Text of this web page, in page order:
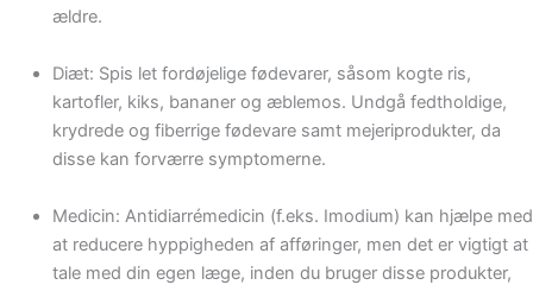
ældre.
Diæt: Spis let fordøjelige fødevarer, såsom kogte ris,
kartofler, kiks, bananer og æblemos. Undgå fedtholdige,
krydrede og fiberrige fødevare samt mejeriprodukter, da
disse kan forværre symptomerne.
Medicin: Antidiarrémedicin (f.eks. Imodium) kan hjælpe med
at reducere hyppigheden af afføringer, men det er vigtigt at
tale med din egen læge, inden du bruger disse produkter,